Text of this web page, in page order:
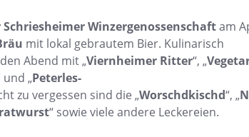
Winzergenossenschaftam
mit lokal gebrautem Bier. Kulinarisch
Abend mit „Viernheimer Ritter“, „
„Peterles-
zu vergessen sind die „Worschdkischd“, „
“ sowie viele andere Leckereien.